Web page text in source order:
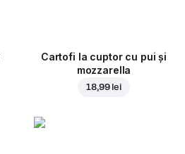
Cartofi la cuptor cu pui și
mozzarella
18,99 lei